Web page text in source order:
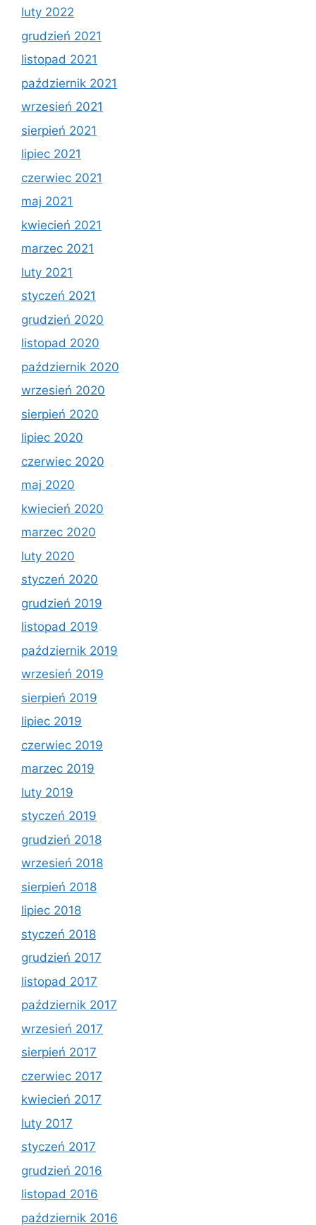
luty 2022
grudzień 2021
listopad 2021
październik 2021
wrzesień 2021
sierpień 2021
lipiec 2021
czerwiec 2021
maj 2021
kwiecień 2021
marzec 2021
luty 2021
styczeń 2021
grudzień 2020
listopad 2020
październik 2020
wrzesień 2020
sierpień 2020
lipiec 2020
czerwiec 2020
maj 2020
kwiecień 2020
marzec 2020
luty 2020
styczeń 2020
grudzień 2019
listopad 2019
październik 2019
wrzesień 2019
sierpień 2019
lipiec 2019
czerwiec 2019
marzec 2019
luty 2019
styczeń 2019
grudzień 2018
wrzesień 2018
sierpień 2018
lipiec 2018
styczeń 2018
grudzień 2017
listopad 2017
październik 2017
wrzesień 2017
sierpień 2017
czerwiec 2017
kwiecień 2017
luty 2017
styczeń 2017
grudzień 2016
listopad 2016
październik 2016